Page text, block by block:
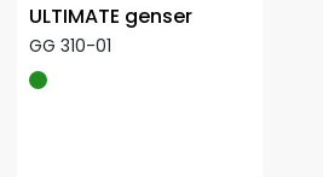
ULTIMATE genser
GG 310-01